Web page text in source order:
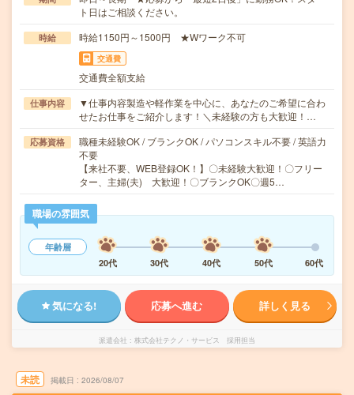
ト日はご相談ください。
時給 時給1150円～1500円 ★Wワーク不可
交通費
交通費全額支給
仕事内容
▼仕事内容製造や軽作業を中心に、あなたのご希望に合わ
せたお仕事をご紹介します！＼未経験の方も大歓迎！…
応募資格
職種未経験OK / ブランクOK / パソコンスキル不要 / 英語力
不要
【来社不要、WEB登録OK！】〇未経験大歓迎！〇フリー
ター、主婦(夫) 大歓迎！〇ブランクOK〇週5…
職場の雰囲気
年齢層
20代
30代 40代 50代 60代
気になる! 応募へ進む 詳しく見る
派遣会社 株式会社テクノ・サービス 採用担当
未読 掲載日 2026/08/07